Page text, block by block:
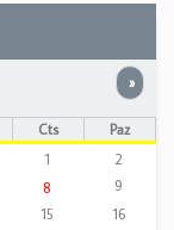
»
Cts
Paz
1
2
8
9
15
16